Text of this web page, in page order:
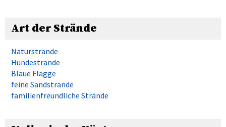
Art der Strände
Naturstrände
Hundestrände
Blaue Flagge
feine Sandstrände
familienfreundliche Strände